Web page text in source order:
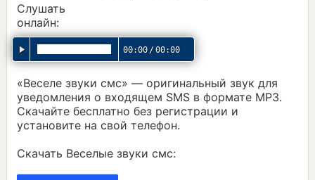
Слушать
онлайн:
00:00/00:00
«Веселе звуки смс» — оригинальный звук для
уведомления о входящем SMS в формате MP3.
Скачайте бесплатно без регистрации и
установите на свой телефон.
Скачать Веселые звуки смс: